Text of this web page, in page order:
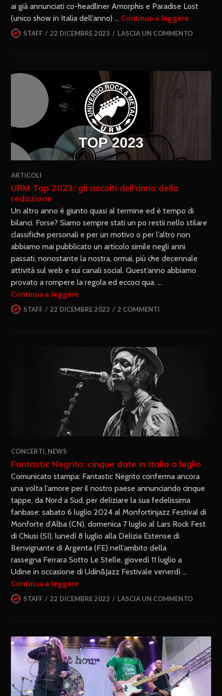
ai già annunciati co-headliner Amorphis e Paradise Lost
(unico show in Italia dell’anno) … Continua a leggere
STAFF 22 DICEMBRE 2023 LASCIA UN COMMENTO
ARTICOLI
URM Top 2023: gli ascolti dell’anno della
redazione
Un altro anno è giunto quasi al termine ed è tempo di
bilanci. Forse? Siamo sempre stati un po restii nello stilare
classifiche personali e per un motivo o per l’altro non
abbiamo mai pubblicato un articolo simile negli anni
passati, nonostante la nostra, ormai, più che decennale
attività sul web e sui canali social. Quest’anno abbiamo
provato a rompere la regola ed eccoci qua. …
Continua a leggere
STAFF 22 DICEMBRE 2023 2 COMMENTI
CONCERTI, NEWS
Fantastic Negrito: cinque date in Italia a luglio
Comunicato stampa: Fantastic Negrito conferma ancora
una volta l’amore per il nostro paese annunciando cinque
tappe, da Nord a Sud, per deliziare la sua fedelissima
fanbase: sabato 6 luglio 2024 al Monfortinjazz Festival di
Monforte d’Alba (CN), domenica 7 luglio al Lars Rock Fest
di Chiusi (SI), lunedì 8 luglio alla Delizia Estense di
Benvignante di Argenta (FE) nell’ambito della
rassegna Ferrara Sotto Le Stelle, giovedì 11 luglio a
Udine in occasione di Udin&Jazz Festivale venerdì …
Continua a leggere
STAFF 22 DICEMBRE 2023 LASCIA UN COMMENTO